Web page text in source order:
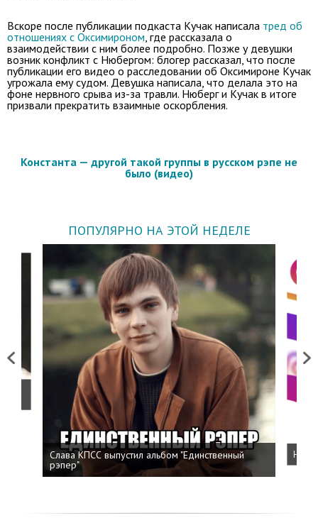
Вскоре после публикации подкаста Кучак написала тред об
отношениях с Оксимироном, где рассказала о
взаимодействии с ним более подробно. Позже у девушки
возник конфликт с Нюбергом: блогер рассказал, что после
публикации его видео о расследовании об Оксимироне Кучак
угрожала ему судом. Девушка написала, что делала это на
фоне нервного срыва из-за травли. Нюберг и Кучак в итоге
призвали прекратить взаимные оскорбления.
Константа — другой такой группы в русском рэпе не
было (видео)
ПОПУЛЯРНО НА ЭТОЙ НЕДЕЛЕ
Previous
Слава КПСС выпустил альбом "Единственный
рэпер"
Next